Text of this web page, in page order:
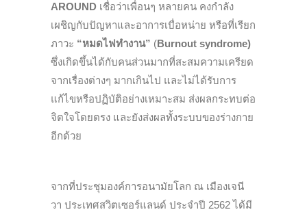
AROUND เชื่อว่าเพื่อนๆ หลายคน คงกำลัง
เผชิญกับปัญหาและอาการเบื่อหน่าย หรือที่เรียก
ภาวะ “หมดไฟทำงาน” (Burnout syndrome)
ซึ่งเกิดขึ้นได้กับคนส่วนมากที่สะสมความเครียด
จากเรื่องต่างๆ มากเกินไป และไม่ได้รับการ
แก้ไขหรือปฏิบัติอย่างเหมาะสม ส่งผลกระทบต่อ
จิตใจโดยตรง และยังส่งผลทั้งระบบของร่างกาย
อีกด้วย
จากที่ประชุมองค์การอนามัยโลก ณ เมืองเจนี
วา ประเทศสวิตเซอร์แลนด์ ประจำปี 2562 ได้มี